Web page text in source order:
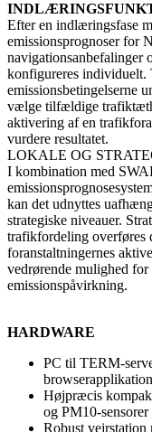
Efter en indlæringsfase
emissionsprognoser for
navigationsanbefalinger
konfigureres individuelt.
emissionsbetingelserne
vælge tilfældige
aktivering af en
vurdere resultatet.
LOKALE OG
I kombination med
kan det udnyttes
strategiske niveauer.
trafikfordeling overføres
foranstaltningernes
vedrørende mulighed
emissionspåvirkning.
HARDWARE
PC til TERM-
Højpræcis
og PM10-
Robust vejrstation